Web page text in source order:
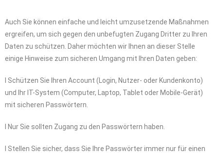
Auch Sie können einfache und leicht umzusetzende Maßnahmen
ergreifen, um sich gegen den unbefugten Zugang Dritter zu Ihren
Daten zu schützen. Daher möchten wir Ihnen an dieser Stelle
einige Hinweise zum sicheren Umgang mit Ihren Daten geben:
l Schützen Sie Ihren Account (Login, Nutzer- oder Kundenkonto)
und Ihr IT-System (Computer, Laptop, Tablet oder Mobile-Gerät)
mit sicheren Passwörtern.
l Nur Sie sollten Zugang zu den Passwörtern haben.
l Stellen Sie sicher, dass Sie Ihre Passwörter immer nur für einen